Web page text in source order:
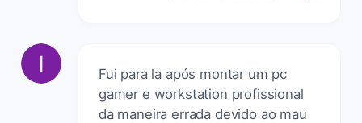
Fui para la após montar um pc
gamer e workstation profissional
da maneira errada devido ao mau